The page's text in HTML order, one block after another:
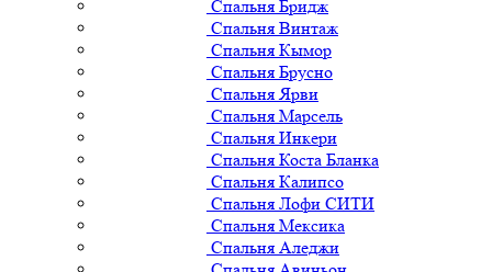
Спальня Бридж
Спальня Винтаж
Спальня Кымор
Спальня Брусно
Спальня Ярви
Спальня Марсель
Спальня Инкери
Спальня Коста Бланка
Спальня Калипсо
Спальня Лофи СИТИ
Спальня Мексика
Спальня Аледжи